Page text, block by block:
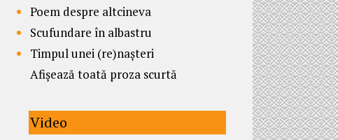
Poem despre altcineva
Scufundare în albastru
Timpul unei (re)nașteri
Afișează toată proza scurtă
Video